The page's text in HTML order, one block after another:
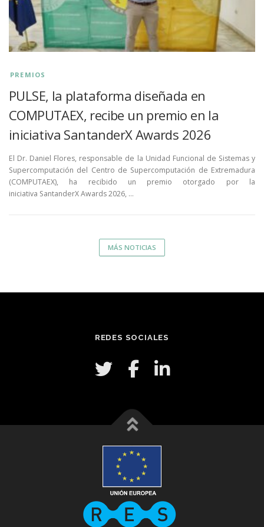
PREMIOS
PULSE, la plataforma diseñada en
COMPUTAEX, recibe un premio en la
iniciativa SantanderX Awards 2026
El Dr. Daniel Flores, responsable de la Unidad Funcional de Sistemas y
Supercomputación del Centro de Supercomputación de Extremadura
(COMPUTAEX), ha recibido un premio otorgado por la
iniciativa SantanderX Awards 2026, …
MÁS NOTICIAS
REDES SOCIALES